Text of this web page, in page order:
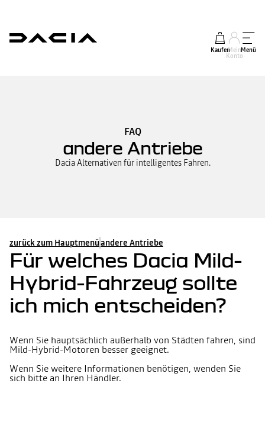
KaufenMein
Konto
Menü
FAQ
andere Antriebe
Dacia Alternativen für intelligentes Fahren.
zurück zum Hauptmenüandere Antriebe
Für welches Dacia Mild-
Hybrid-Fahrzeug sollte
ich mich entscheiden?
Wenn Sie hauptsächlich außerhalb von Städten fahren, sind
Mild-Hybrid-Motoren besser geeignet.
Wenn Sie weitere Informationen benötigen, wenden Sie
sich bitte an Ihren Händler.